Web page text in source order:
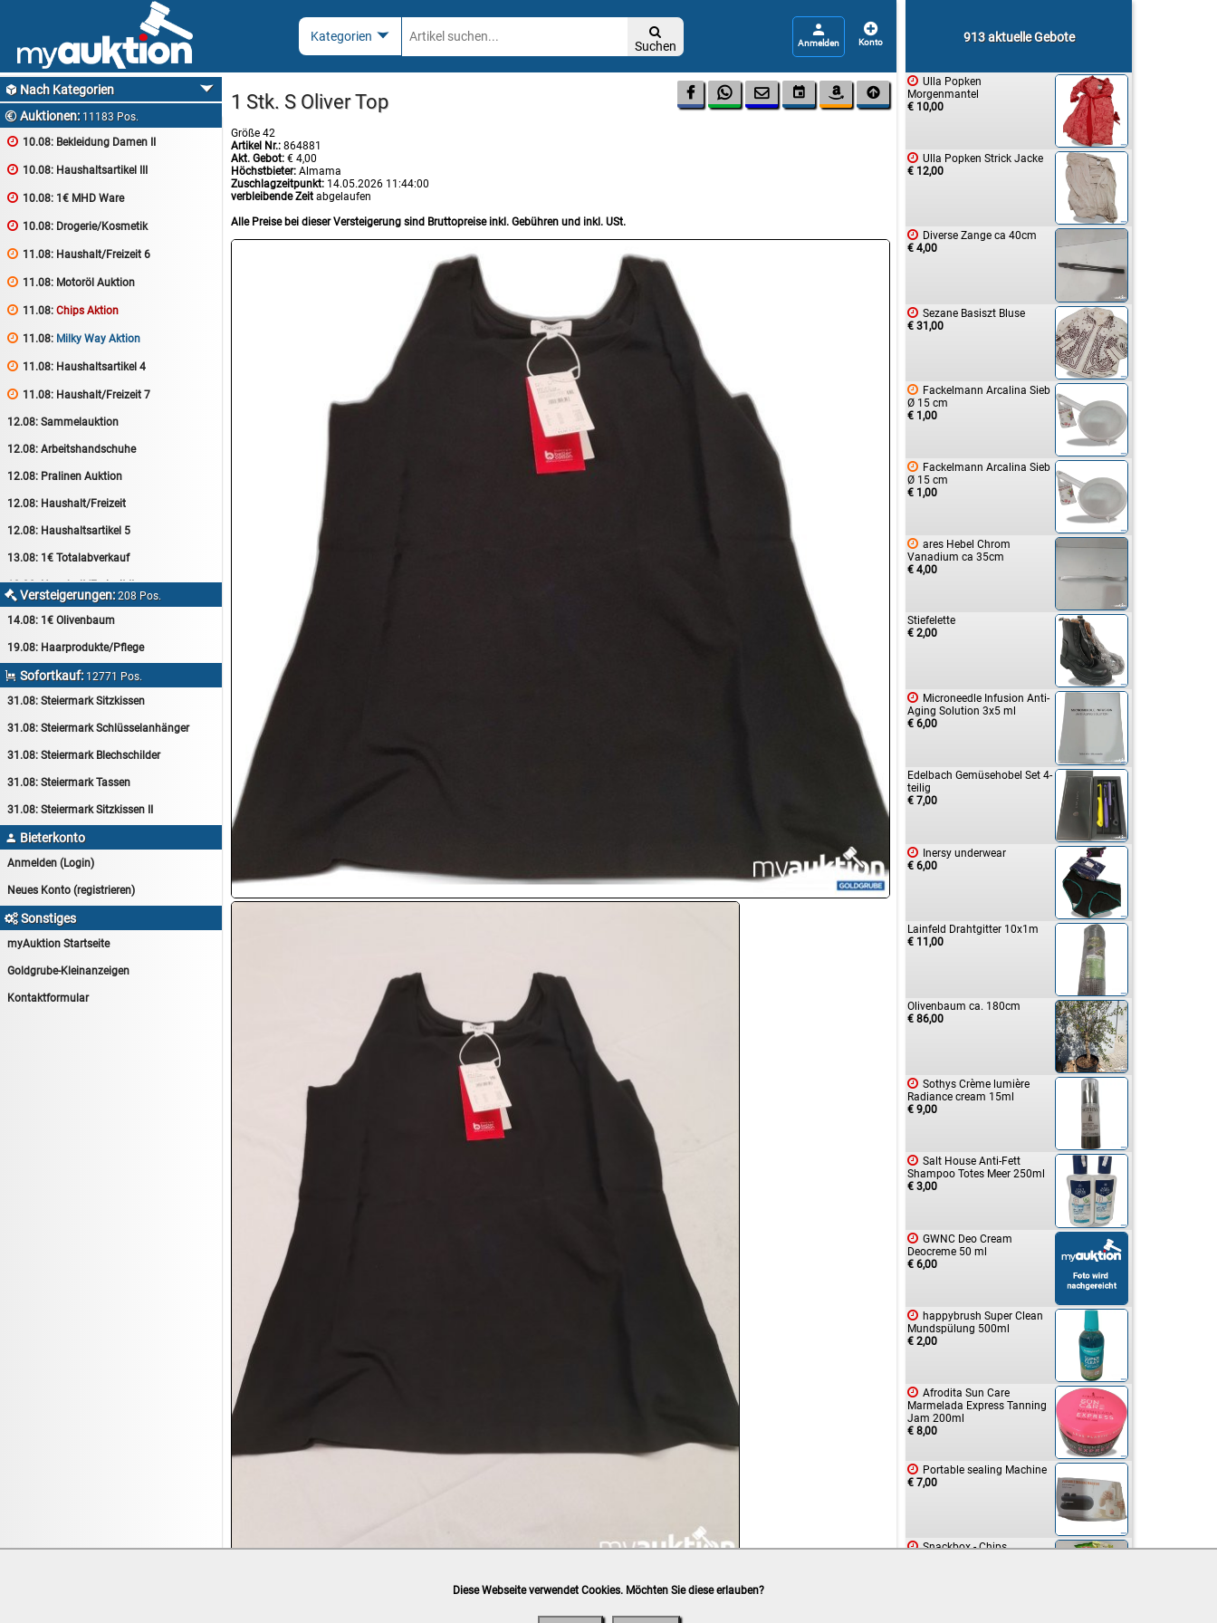

Suchen
 
 Nach Kategorien
 Auktionen: 11183 Pos.
 10.08: Bekleidung Damen II
 10.08: Haushaltsartikel III
 10.08: 1€ MHD Ware
 10.08: Drogerie/Kosmetik
 11.08: Haushalt/Freizeit 6
 11.08: Motoröl Auktion
 11.08: Chips Aktion
 11.08: Milky Way Aktion
 11.08: Haushaltsartikel 4
 11.08: Haushalt/Freizeit 7
12.08: Sammelauktion
12.08: Arbeitshandschuhe
12.08: Pralinen Auktion
12.08: Haushalt/Freizeit
12.08: Haushaltsartikel 5
13.08: 1€ Totalabverkauf
13.08:Haushalt/Freizeit II
13.08: Haushaltsartikel 6
14.08: Tiernahrung/Zubehör
14.08:1€ Totalabverkauf
14.08: Haushaltsartikel 7
15.08: Lebensmittel/Wein
15.08: Drogerie/Kosmetik
15.08: Haushaltsartikel 8
16.08: Haushalt/Freizeit III
16.08: Atelier Imperial Schmuck
16.08:Haushaltsartikel
16.08: Haushaltsartikel II
17.08: New One Schmuck
17.08:1€ Totalabverkauf
17.08:Moon Nagellack
17.08:Abverkaufsauktion
20.08:1€ Totalabverkauf
 Versteigerungen:208 Pos.
14.08: 1€ Olivenbaum
19.08: Haarprodukte/Pflege
 Sofortkauf: 12771 Pos.
31.08: Steiermark Sitzkissen
31.08: Steiermark Schlüsselanhänger
31.08: Steiermark Blechschilder
31.08: Steiermark Tassen
31.08: Steiermark Sitzkissen II
 Bieterkonto
Anmelden (Login)
Neues Konto (registrieren)
Sonstiges
myAuktion Startseite
Goldgrube-Kleinanzeigen
Kontaktformular
913 aktuelle Gebote
 Ulla Popken
Morgenmantel
€ 10,00
 Ulla Popken Strick Jacke
€ 12,00
 Diverse Zange ca 40cm
€ 4,00
 Sezane Basiszt Bluse
€ 31,00
 Fackelmann Arcalina Sieb
Ø 15 cm
€ 1,00
 Fackelmann Arcalina Sieb
Ø 15 cm
€ 1,00
 ares Hebel Chrom
Vanadium ca 35cm
€ 4,00
Stiefelette
€ 2,00
 Microneedle Infusion Anti-
Aging Solution 3x5 ml
€ 6,00
Edelbach Gemüsehobel Set 4-
teilig
€ 7,00
 Inersy underwear
€ 6,00
Lainfeld Drahtgitter 10x1m
€ 11,00
Olivenbaum ca. 180cm
€ 86,00
 Sothys Crème lumière
Radiance cream 15ml
€ 9,00
 Salt House Anti-Fett
Shampoo Totes Meer 250ml
€ 3,00
 GWNC Deo Cream
Deocreme 50 ml
€ 6,00
 happybrush Super Clean
Mundspülung 500ml
€ 2,00
 Afrodita Sun Care
Marmelada Express Tanning
Jam 200ml
€ 8,00
 Portable sealing Machine
€ 7,00
Snackbox - Chips
     
1 Stk. S Oliver Top
Größe 42
Artikel Nr.: 864881
Akt. Gebot: € 4,00
Höchstbieter: Almama
Zuschlagzeitpunkt: 14.05.2026 11:44:00
verbleibende Zeit abgelaufen
Alle Preise bei dieser Versteigerung sind Bruttopreise inkl. Gebühren und inkl. USt.
Vorabüberweisung, Barzahlung, Bankomat, Kreditkarte (vor Ort)
Diese Webseite verwendet Cookies. Möchten Sie diese erlauben?